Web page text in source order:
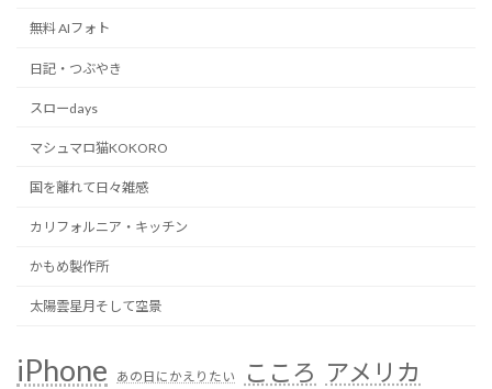
無料 AIフォト
日記・つぶやき
スローdays
マシュマロ猫KOKORO
国を離れて日々雑感
カリフォルニア・キッチン
かもめ製作所
太陽雲星月そして空景
iPhone あの日にかえりたい こころ アメリカ